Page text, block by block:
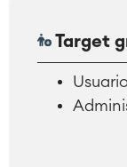
Target